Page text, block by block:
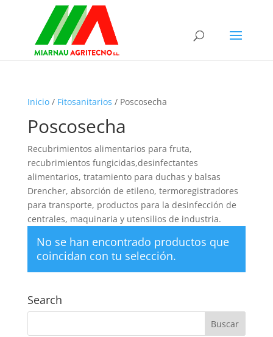
Inicio/ Fitosanitarios / Poscosecha
Poscosecha
Recubrimientos alimentarios para fruta,
recubrimientos fungicidas,desinfectantes
alimentarios, tratamiento para duchas y balsas
Drencher, absorción de etileno, termoregistradores
para transporte, productos para la desinfección de
centrales, maquinaria y utensilios de industria.
No se han encontrado productos que
coincidan con tu selección.
Search